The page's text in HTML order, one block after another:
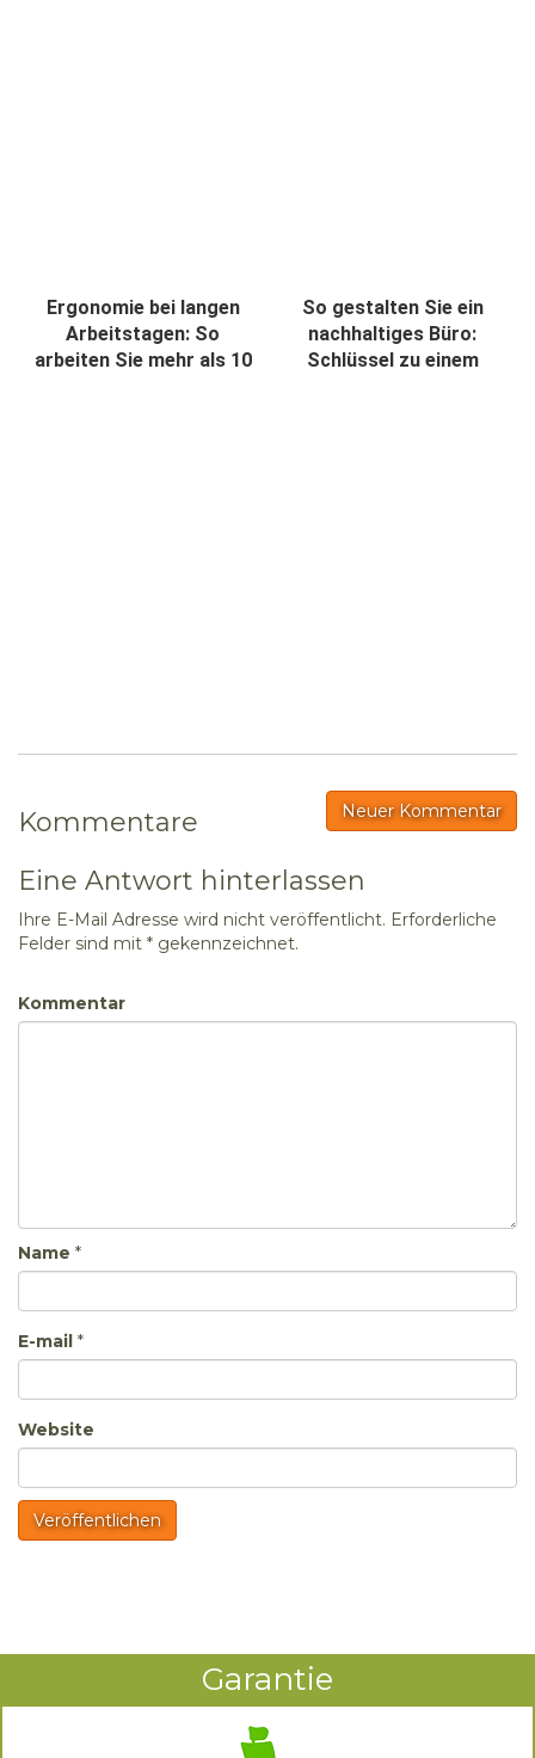
Ergonomie bei langen
Arbeitstagen: So
arbeiten Sie mehr als 10
So gestalten Sie ein
nachhaltiges Büro:
Schlüssel zu einem
Kommentare Neuer Kommentar
Eine Antwort hinterlassen
Ihre E-Mail Adresse wird nicht veröffentlicht. Erforderliche
Felder sind mit * gekennzeichnet.
Kommentar
Name *
E-mail *
Website
Garantie